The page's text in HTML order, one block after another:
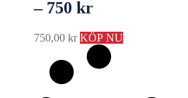
– 750 kr
750,00 kr KÖP NU